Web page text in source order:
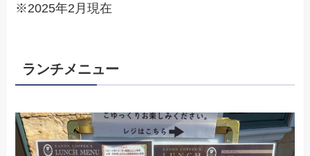
※2025年2月現在
ランチメニュー